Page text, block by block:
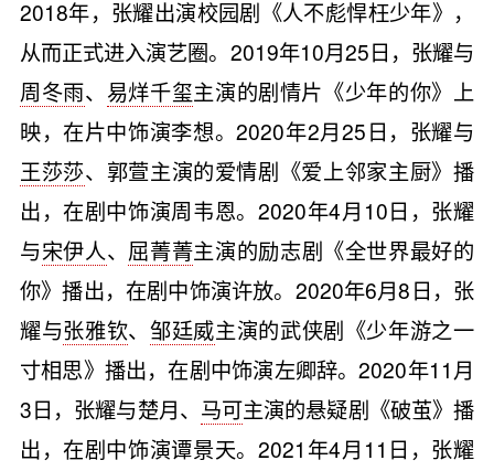
2018年，张耀出演校园剧《人不彪悍枉少年》，
从而正式进入演艺圈。2019年10月25日，张耀与
周冬雨、 易烊千玺主演的剧情片《少年的你》上
映，在片中饰演李想。2020年2月25日，张耀与
王莎莎、郭萱主演的爱情剧《爱上邻家主厨》播
出，在剧中饰演周韦恩。2020年4月10日，张耀
与宋伊人、 屈菁菁主演的励志剧《全世界最好的
你》播出，在剧中饰演许放。2020年6月8日，张
耀与张雅钦、 邹廷威主演的武侠剧《少年游之一
寸相思》播出，在剧中饰演左卿辞。2020年11月
3日，张耀与楚月、 马可主演的悬疑剧《破茧》播
出，在剧中饰演谭景天。2021年4月11日，张耀